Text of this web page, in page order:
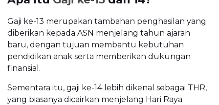
Gaji ke-13 merupakan tambahan penghasilan yang
diberikan kepada ASN menjelang tahun ajaran
baru, dengan tujuan membantu kebutuhan
pendidikan anak serta memberikan dukungan
finansial.
Sementara itu, gaji ke-14 lebih dikenal sebagai THR,
yang biasanya dicairkan menjelang Hari Raya